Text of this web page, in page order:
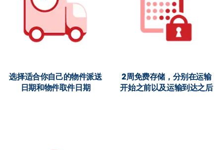
选择适合你自己的物件派送
日期和物件取件日期
2周免费存储，分别在运输
开始之前以及运输到达之后